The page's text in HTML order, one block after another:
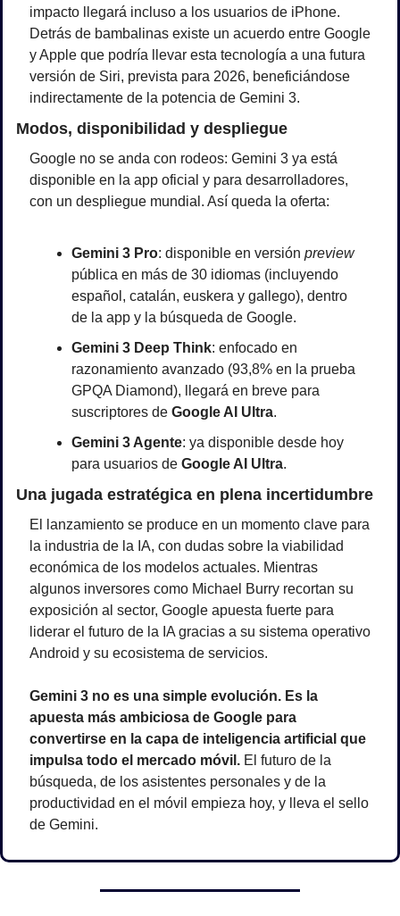
impacto llegará incluso a los usuarios de iPhone.
Detrás de bambalinas existe un acuerdo entre Google
y Apple que podría llevar esta tecnología a una futura
versión de Siri, prevista para 2026, beneficiándose
indirectamente de la potencia de Gemini 3.
Modos, disponibilidad y despliegue
Google no se anda con rodeos: Gemini 3 ya está
disponible en la app oficial y para desarrolladores,
con un despliegue mundial. Así queda la oferta:
Gemini 3 Pro: disponible en versión preview
pública en más de 30 idiomas (incluyendo
español, catalán, euskera y gallego), dentro
de la app y la búsqueda de Google.
Gemini 3 Deep Think: enfocado en
razonamiento avanzado (93,8% en la prueba
GPQA Diamond), llegará en breve para
suscriptores de Google AI Ultra.
Gemini 3 Agente: ya disponible desde hoy
para usuarios de Google AI Ultra.
Una jugada estratégica en plena incertidumbre
El lanzamiento se produce en un momento clave para
la industria de la IA, con dudas sobre la viabilidad
económica de los modelos actuales. Mientras
algunos inversores como Michael Burry recortan su
exposición al sector, Google apuesta fuerte para
liderar el futuro de la IA gracias a su sistema operativo
Android y su ecosistema de servicios.
Gemini 3 no es una simple evolución. Es la
apuesta más ambiciosa de Google para
convertirse en la capa de inteligencia artificial que
impulsa todo el mercado móvil. El futuro de la
búsqueda, de los asistentes personales y de la
productividad en el móvil empieza hoy, y lleva el sello
de Gemini.